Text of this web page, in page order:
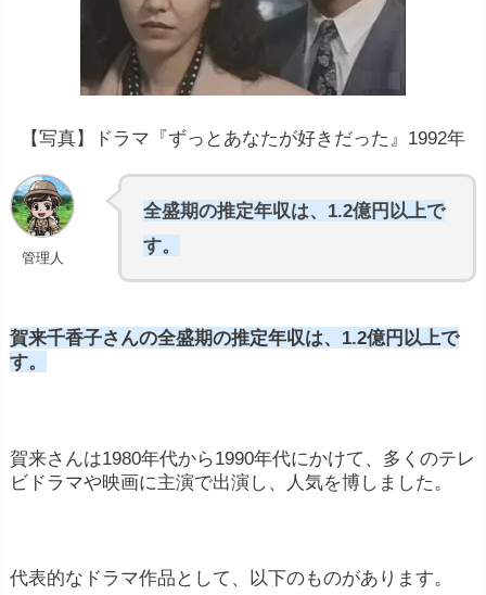
モデルの平均年収は約250万円
れぞれの分野での需要や報酬は異なります。
や経験を積むにつれて収入が増える傾向があり
【写真】ドラマ『ずっとあなたが好きだった』1992年
管理人
全盛期の推定年収は、1.2億円以上で
す。
賀来千香子さんの全盛期の推定年収は、1.2億円以上で
す。
賀来さんは1980年代から1990年代にかけて、多くのテレ
ビドラマや映画に主演で出演し、人気を博しました。
代表的なドラマ作品として、以下のものがあります。